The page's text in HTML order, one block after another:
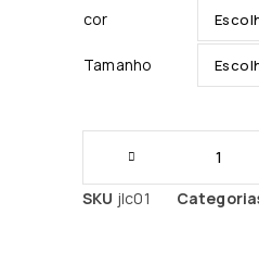
cor
Tamanho
SKU jlc01